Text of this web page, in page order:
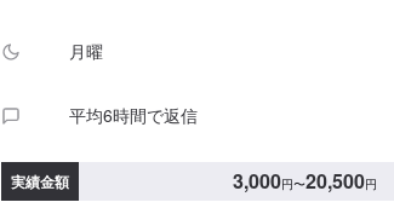
月曜
平均6時間で返信
実績金額 3,000円〜20,500円